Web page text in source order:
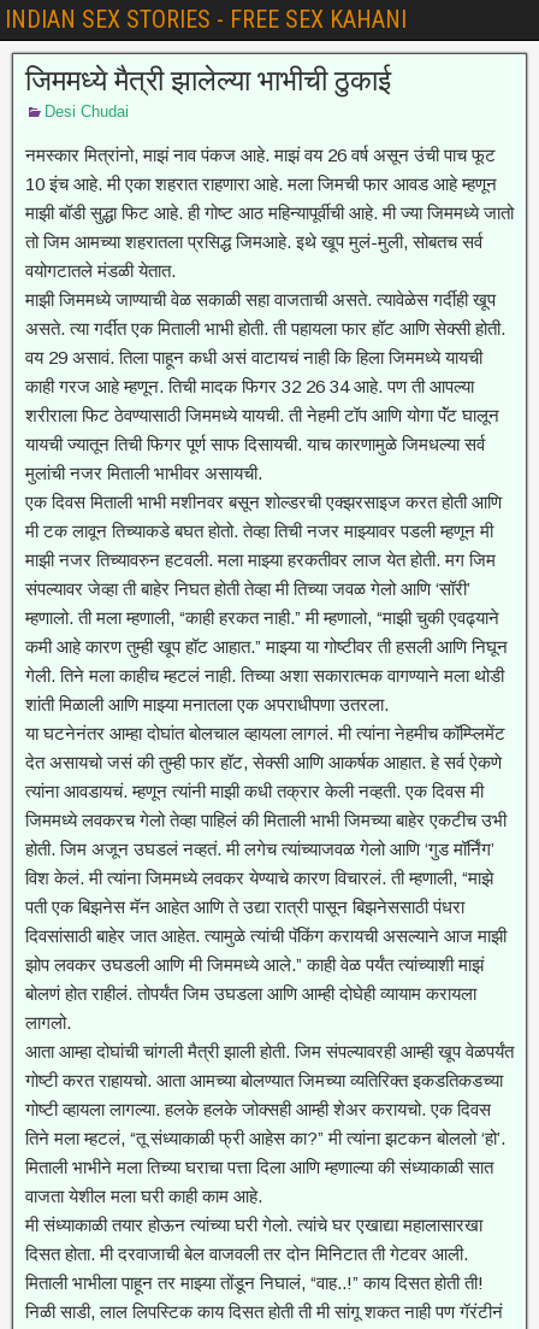
INDIAN SEX STORIES - FREE SEX KAHANI
जिममध्ये मैत्री झालेल्या भाभीची ठुकाई
Desi Chudai
नमस्कार मित्रांनो, माझं नाव पंकज आहे. माझं वय 26 वर्ष असून उंची पाच फूट
10 इंच आहे. मी एका शहरात राहणारा आहे. मला जिमची फार आवड आहे म्हणून
माझी बॉडी सुद्धा फिट आहे. ही गोष्ट आठ महिन्यापूर्वीची आहे. मी ज्या जिममध्ये जातो
तो जिम आमच्या शहरातला प्रसिद्ध जिमआहे. इथे खूप मुलं-मुली, सोबतच सर्व
वयोगटातले मंडळी येतात.
माझी जिममध्ये जाण्याची वेळ सकाळी सहा वाजताची असते. त्यावेळेस गर्दीही खूप
असते. त्या गर्दीत एक मिताली भाभी होती. ती पहायला फार हॉट आणि सेक्सी होती.
वय 29 असावं. तिला पाहून कधी असं वाटायचं नाही कि हिला जिममध्ये यायची
काही गरज आहे म्हणून. तिची मादक फिगर 32 26 34 आहे. पण ती आपल्या
शरीराला फिट ठेवण्यासाठी जिममध्ये यायची. ती नेहमी टॉप आणि योगा पॅंट घालून
यायची ज्यातून तिची फिगर पूर्ण साफ दिसायची. याच कारणामुळे जिमधल्या सर्व
मुलांची नजर मिताली भाभीवर असायची.
एक दिवस मिताली भाभी मशीनवर बसून शोल्डरची एक्झरसाइज करत होती आणि
मी टक लावून तिच्याकडे बघत होतो. तेव्हा तिची नजर माझ्यावर पडली म्हणून मी
माझी नजर तिच्यावरुन हटवली. मला माझ्या हरकतीवर लाज येत होती. मग जिम
संपल्यावर जेव्हा ती बाहेर निघत होती तेव्हा मी तिच्या जवळ गेलो आणि ‘सॉरी’
म्हणालो. ती मला म्हणाली, “काही हरकत नाही.” मी म्हणालो, “माझी चुकी एवढ्याने
कमी आहे कारण तुम्ही खूप हॉट आहात.” माझ्या या गोष्टीवर ती हसली आणि निघून
गेली. तिने मला काहीच म्हटलं नाही. तिच्या अशा सकारात्मक वागण्याने मला थोडी
शांती मिळाली आणि माझ्या मनातला एक अपराधीपणा उतरला.
या घटनेनंतर आम्हा दोघांत बोलचाल व्हायला लागलं. मी त्यांना नेहमीच कॉम्प्लिमेंट
देत असायचो जसं की तुम्ही फार हॉट, सेक्सी आणि आकर्षक आहात. हे सर्व ऐकणे
त्यांना आवडायचं. म्हणून त्यांनी माझी कधी तक्रार केली नव्हती. एक दिवस मी
जिममध्ये लवकरच गेलो तेव्हा पाहिलं की मिताली भाभी जिमच्या बाहेर एकटीच उभी
होती. जिम अजून उघडलं नव्हतं. मी लगेच त्यांच्याजवळ गेलो आणि ‘गुड मॉर्निंग’
विश केलं. मी त्यांना जिममध्ये लवकर येण्याचे कारण विचारलं. ती म्हणाली, “माझे
पती एक बिझनेस मॅन आहेत आणि ते उद्या रात्री पासून बिझनेससाठी पंधरा
दिवसांसाठी बाहेर जात आहेत. त्यामुळे त्यांची पॅकिंग करायची असल्याने आज माझी
झोप लवकर उघडली आणि मी जिममध्ये आले.” काही वेळ पर्यंत त्यांच्याशी माझं
बोलणं होत राहीलं. तोपर्यंत जिम उघडला आणि आम्ही दोघेही व्यायाम करायला
लागलो.
आता आम्हा दोघांची चांगली मैत्री झाली होती. जिम संपल्यावरही आम्ही खूप वेळपर्यंत
गोष्टी करत राहायचो. आता आमच्या बोलण्यात जिमच्या व्यतिरिक्त इकडतिकडच्या
गोष्टी व्हायला लागल्या. हलके हलके जोक्सही आम्ही शेअर करायचो. एक दिवस
तिने मला म्हटलं, “तू संध्याकाळी फ्री आहेस का?” मी त्यांना झटकन बोललो ‘हो’.
मिताली भाभीने मला तिच्या घराचा पत्ता दिला आणि म्हणाल्या की संध्याकाळी सात
वाजता येशील मला घरी काही काम आहे.
मी संध्याकाळी तयार होऊन त्यांच्या घरी गेलो. त्यांचे घर एखाद्या महालासारखा
दिसत होता. मी दरवाजाची बेल वाजवली तर दोन मिनिटात ती गेटवर आली.
मिताली भाभीला पाहून तर माझ्या तोंडून निघालं, “वाह..!” काय दिसत होती ती!
निळी साडी, लाल लिपस्टिक काय दिसत होती ती मी सांगू शकत नाही पण गॅरंटीनं